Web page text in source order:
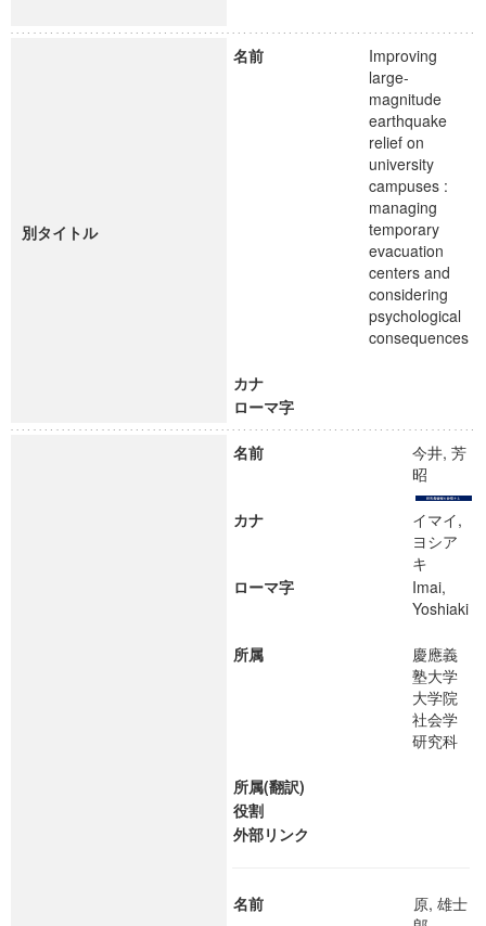
別タイトル
名前
Improving
large-
magnitude
earthquake
relief on
university
campuses :
managing
temporary
evacuation
centers and
considering
psychological
consequences
カナ
ローマ字
名前
今井, 芳
昭
カナ
イマイ,
ヨシア
キ
ローマ字
Imai,
Yoshiaki
所属
慶應義
塾大学
大学院
社会学
研究科
所属(翻訳)
役割
外部リンク
名前
原, 雄士